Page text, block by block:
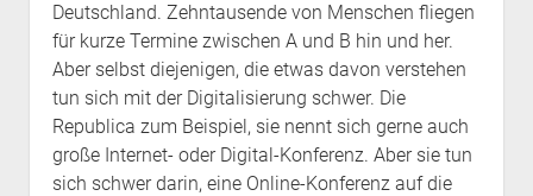
Deutschland. Zehntausende von Menschen fliegen
für kurze Termine zwischen A und B hin und her.
Aber selbst diejenigen, die etwas davon verstehen
tun sich mit der Digitalisierung schwer. Die
Republica zum Beispiel, sie nennt sich gerne auch
große Internet- oder Digital-Konferenz. Aber sie tun
sich schwer darin, eine Online-Konferenz auf die